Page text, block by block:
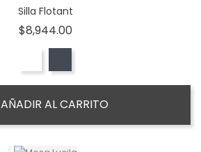
Silla Flotant
$8,944.00Precio
AÑADIR AL CARRITO